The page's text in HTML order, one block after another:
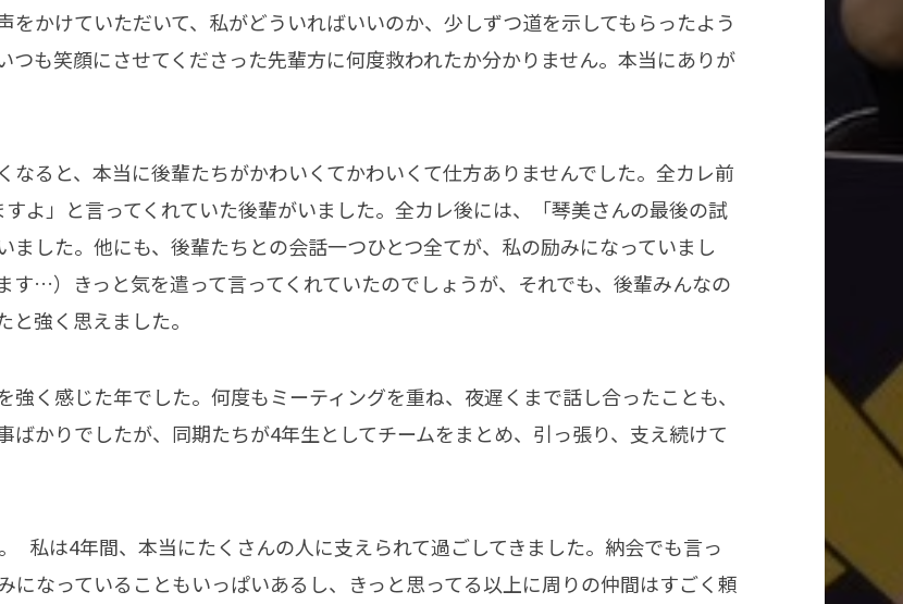
をかけていただいて、私がどういればいいのか、少しずつ道を示してもらったよう
つも笑顔にさせてくださった先輩方に何度救われたか分かりません。本当にありが
ると、本当に後輩たちがかわいくてかわいくて仕方ありませんでした。全カレ前
よ」と言ってくれていた後輩がいました。全カレ後には、「琴美さんの最後の試
した。他にも、後輩たちとの会話一つひとつ全てが、私の励みになっていまし
す…）きっと気を遣って言ってくれていたのでしょうが、それでも、後輩みんなの
強く思えました。
く感じた年でした。何度もミーティングを重ね、夜遅くまで話し合ったことも、
ばかりでしたが、同期たちが4年生としてチームをまとめ、引っ張り、支え続けて
私は4年間、本当にたくさんの人に支えられて過ごしてきました。納会でも言っ
になっていることもいっぱいあるし、きっと思ってる以上に周りの仲間はすごく頼